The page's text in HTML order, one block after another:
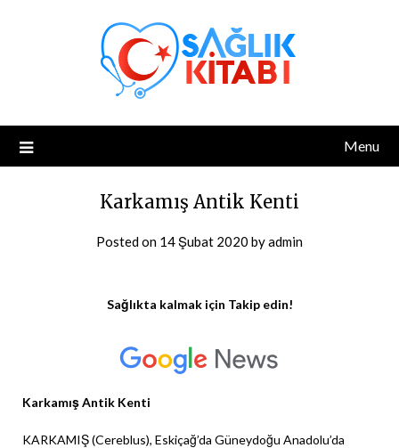
Menu
Karkamış Antik Kenti
Posted on 14 Şubat 2020 byadmin
Sağlıkta kalmak için Takip edin!
Karkamış Antik Kenti
KARKAMIŞ (Cereblus), Eskiçağ’da Güneydoğu Anadolu’da